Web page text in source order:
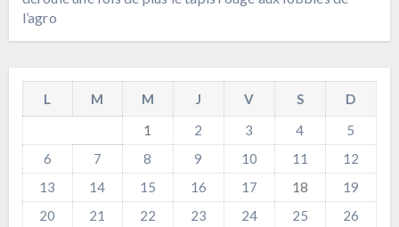
l’agro
L M M J V S
D
1
2 3 4
5
6
7 8 9 10 11
12
13
14 15 16 17 18
19
20
21 22 23 24 25
26